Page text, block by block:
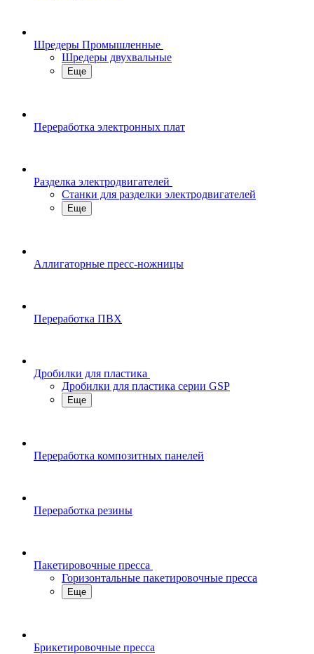
Шредеры Промышленные
Шредеры двухвальные
Еще
Переработка электронных плат
Разделка электродвигателей
Станки для разделки электродвигателей
Еще
Аллигаторные пресс-ножницы
Переработка ПВХ
Дробилки для пластика
Дробилки для пластика серии GSP
Еще
Переработка композитных панелей
Переработка резины
Пакетировочные пресса
Горизонтальные пакетировочные пресса
Еще
Брикетировочные пресса